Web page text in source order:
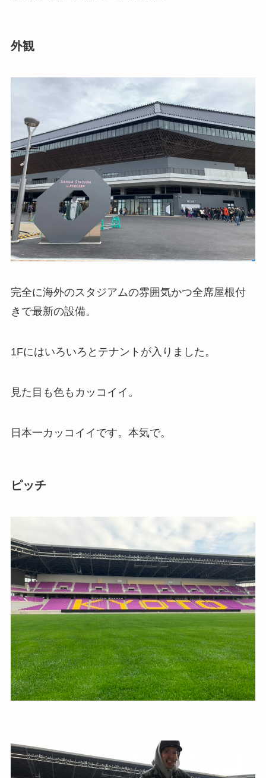
外観
完全に海外のスタジアムの雰囲気かつ全席屋根付
きで最新の設備。
1Fにはいろいろとテナントが入りました。
見た目も色もカッコイイ。
日本一カッコイイです。本気で。
ピッチ